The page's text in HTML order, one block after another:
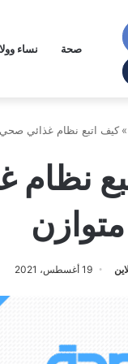
صحة نساء
» كيف اتبع نظام غذائي
19 أغسطس، 2021